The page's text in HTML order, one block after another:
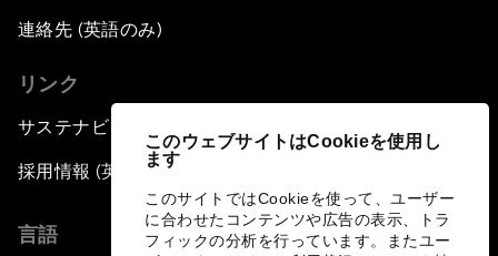
このウェブサイトはCookieを使用し
ます
このサイトではCookieを使って、ユーザー
に合わせたコンテンツや広告の表示、トラ
フィックの分析を行っています。またユー
連絡先 (英語のみ)
リンク
サステナビリティへの取り組み
採用情報 (英語のみ)
言語